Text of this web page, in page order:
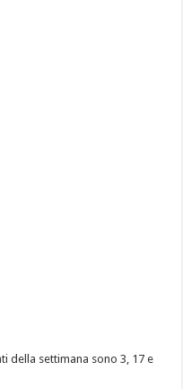
settimana sono 3, 17 e